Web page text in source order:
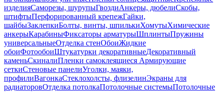
изделияСаморезы, шурупыГвоздиАнкеры, дюбелиСкобы,
штифтыПерфорированный крепежГайки,
шайбыЗаклепкиБолты, винты, шпилькиХомутыХимические
анкерыКарабиныФиксаторы арматурыШплинтыПружины
универсальныеОтделка стенОбоиЖидкие
обоиФотообоиШтукатурки декоративныеДекоративный
каменьСкиналиПленки самоклеящиеся Армирующие
сеткиСтеновые панелиУголки, маяки,
профилиВагонкаСтеклохолсты, флизелинЭкраны для
радиаторовОтделка потолкаПотолочные системыПотолочные